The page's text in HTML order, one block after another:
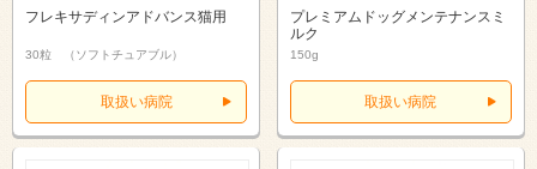
フレキサディンアドバンス猫用
30粒 （ソフトチュアブル）
取扱い病院
プレミアムドッグメンテナンスミ
ルク
150g
取扱い病院